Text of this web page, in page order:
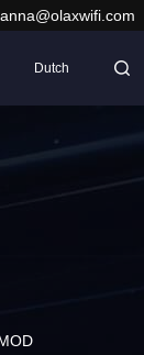
anna@olaxwifi.com
Dutch